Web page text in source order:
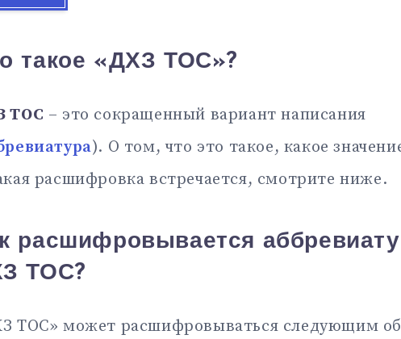
такое «ДХЗ ТОС»?
ТОС – это сокращенный вариант написания
). О том, что это такое, какое
расшифровка встречается, смотрите ниже.
расшифровывается
ТОС?
ТОС» может расшифровываться следующим